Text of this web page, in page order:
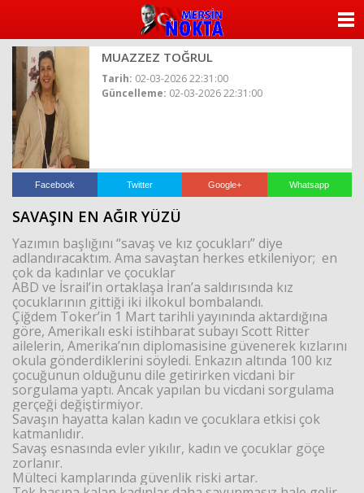
MUAZZEZ TOĞRUL
Tarih: 02-03-2026 22:31:00
Güncelleme: 02-03-2026 22:31:00
Facebook Twitter Google+ Whatsapp
SAVAŞIN EN AĞIR YÜZÜ
Yazımın başlığını “savaş ve kız çocukları” diye
adlandıracaktım. Ama savaştan herkes etkileniyor; en
çok da kadınlar ve çocuklar
ABD ve İsrail’in ortaklaşa İran’a saldırısında kız
çocuklarının gittiği iki ilkokul bombalandı.
Çiğdem Toker’in 1 Mart tarihli yayınında aktardığına
göre, Amerikalı eski istihbarat subayı Scott Ritter
ailelerin, Amerika’nın diplomasisine güvenerek kızlarını
okula gönderdiklerini söyledi. Enkazın altında 100 kız
çocuğunun olduğunu dile getirirken vicdani bir
sorgulama yaptı. Ancak yapılan bu vicdani sorgulama
gerçeği değiştirmiyor.
Savaşın hayatta kalan kadın ve çocuklara etkisi çok
katmanlıdır.
Savaş esnasında evler yıkılır, kadın ve çocuklar göçe
zorlanır.
Mülteci kamplarında güvenlik riski artar.
YAZARLAR
KÜNYE
İLETİŞİM